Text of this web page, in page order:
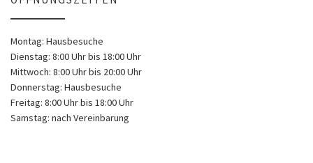
Montag: Hausbesuche
Dienstag: 8:00 Uhr bis 18:00 Uhr
Mittwoch: 8:00 Uhr bis 20:00 Uhr
Donnerstag: Hausbesuche
Freitag: 8:00 Uhr bis 18:00 Uhr
Samstag: nach Vereinbarung